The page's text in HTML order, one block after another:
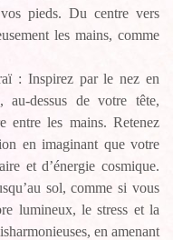
pieds. Du centre vers
les mains, comme
: Inspirez par le nez en
au-dessus de votre tête,
entre les mains. Retenez
en imaginant que votre
et d’énergie cosmique.
sol, comme si vous
lumineux, le stress et la
en amenant